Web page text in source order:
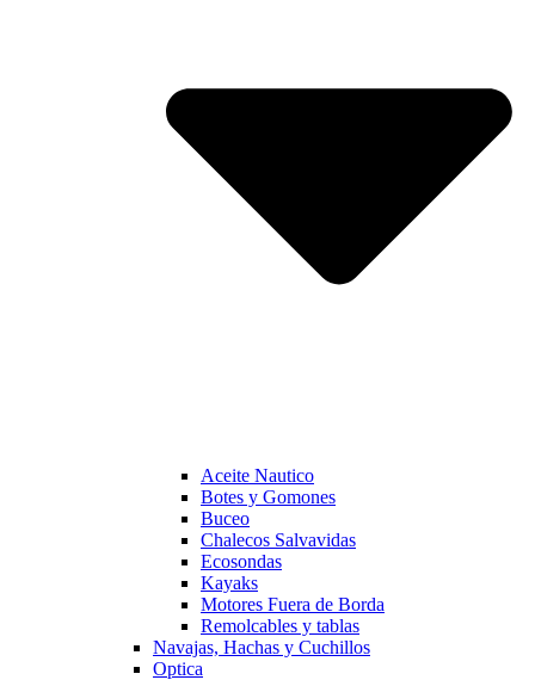
Aceite Nautico
Botes y Gomones
Buceo
Chalecos Salvavidas
Ecosondas
Kayaks
Motores Fuera de Borda
Remolcables y tablas
Navajas, Hachas y Cuchillos
Optica